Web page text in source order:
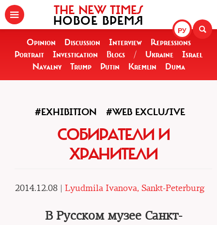
РУ
THE NEW TIMES
НОВОЕ ВРЕМЯ
Opinion Discussion Interview
Repressions
Portrait
Investigation Blogs / Ukraine
Israel
Navalny
Trump Putin Kremlin Duma
#EXHIBITION #WEB EXCLUSIVE
СОБИРАТЕЛИ И
ХРАНИТЕЛИ
2014.12.08 | Lyudmila Ivanova, Sankt-Peterburg
В Русском музее Санкт-